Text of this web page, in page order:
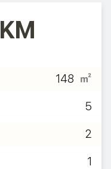
+387 62 099 777
KM
148
5
2
1